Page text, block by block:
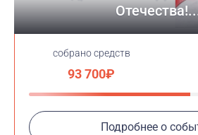
cобрано средств
93 700₽
Подробнее о